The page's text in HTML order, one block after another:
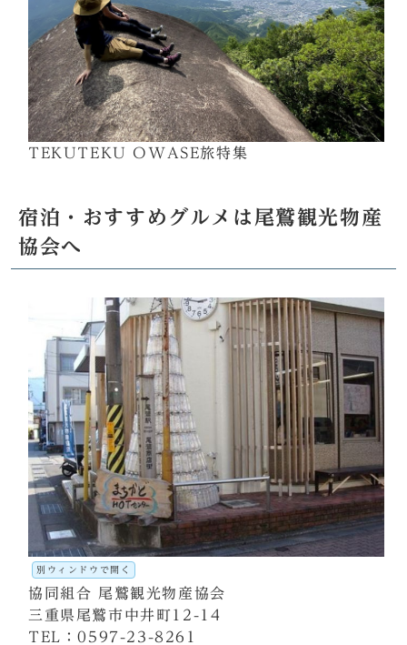
TEKUTEKU OWASE旅特集
宿泊・おすすめグルメは尾鷲観光物産
協会へ
別ウィンドウで開く
協同組合 尾鷲観光物産協会
三重県尾鷲市中井町12-14
TEL：0597-23-8261